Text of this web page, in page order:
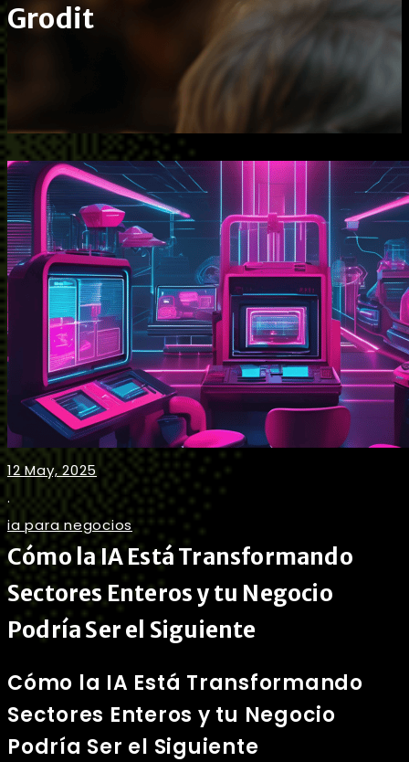
Grodit
12 May, 2025
.
ia para negocios
Cómo la IA Está Transformando
Sectores Enteros y tu Negocio
Podría Ser el Siguiente
Cómo la IA Está Transformando
Sectores Enteros y tu Negocio
Podría Ser el Siguiente